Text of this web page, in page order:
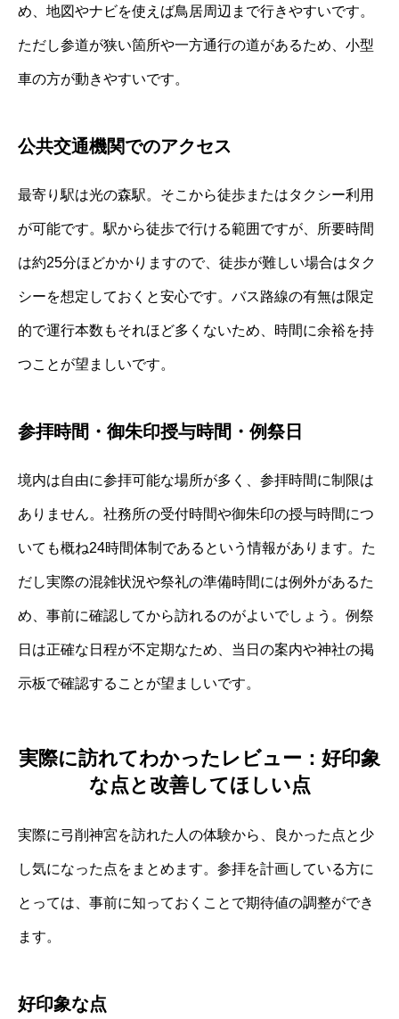
め、地図やナビを使えば鳥居周辺まで行きやすいです。
ただし参道が狭い箇所や一方通行の道があるため、小型
車の方が動きやすいです。
公共交通機関でのアクセス
最寄り駅は光の森駅。そこから徒歩またはタクシー利用
が可能です。駅から徒歩で行ける範囲ですが、所要時間
は約25分ほどかかりますので、徒歩が難しい場合はタク
シーを想定しておくと安心です。バス路線の有無は限定
的で運行本数もそれほど多くないため、時間に余裕を持
つことが望ましいです。
参拝時間・御朱印授与時間・例祭日
境内は自由に参拝可能な場所が多く、参拝時間に制限は
ありません。社務所の受付時間や御朱印の授与時間につ
いても概ね24時間体制であるという情報があります。た
だし実際の混雑状況や祭礼の準備時間には例外があるた
め、事前に確認してから訪れるのがよいでしょう。例祭
日は正確な日程が不定期なため、当日の案内や神社の掲
示板で確認することが望ましいです。
実際に訪れてわかったレビュー：好印象
な点と改善してほしい点
実際に弓削神宮を訪れた人の体験から、良かった点と少
し気になった点をまとめます。参拝を計画している方に
とっては、事前に知っておくことで期待値の調整ができ
ます。
好印象な点